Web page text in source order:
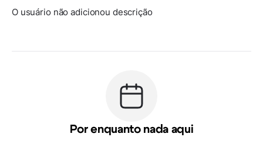
O usuário não adicionou descrição
Por enquanto nada aqui